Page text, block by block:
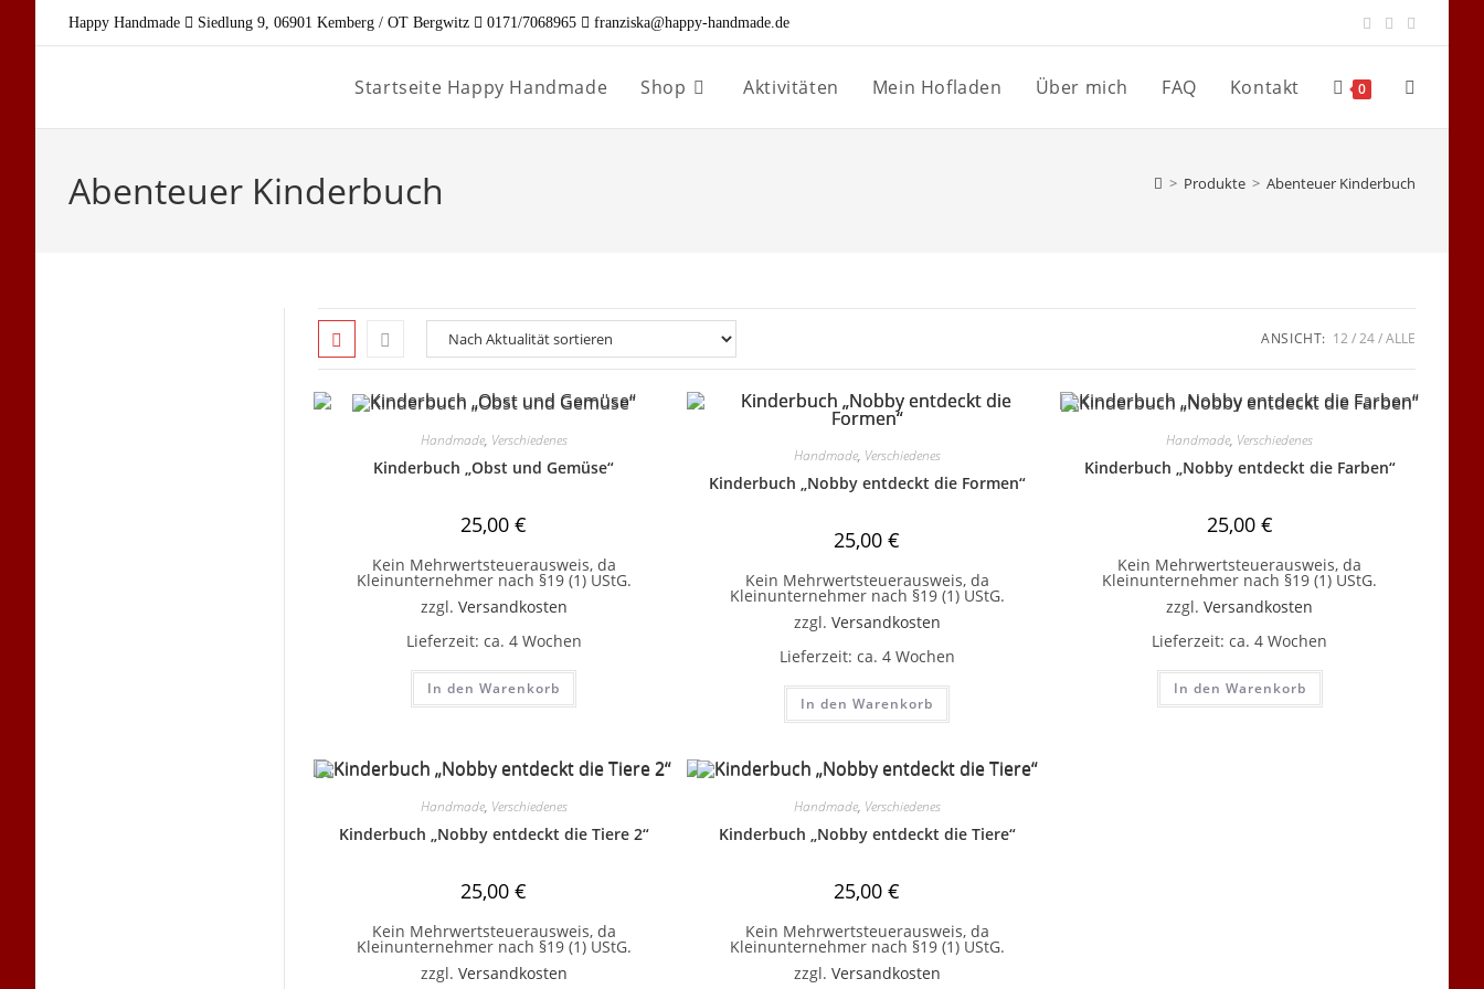
Inhalt
Happy Handmade Siedlung 9, 06901 Kemberg / OT Bergwitz 0171/7068965 franziska@happy-handmade.de
Startseite Happy Handmade Shop Aktivitäten Mein Hofladen Über mich FAQ Kontakt 0 Website-
Abenteuer Kinderbuch > Produkte > Abenteuer Kinderbuch
ANSICHT: 12 24 ALLE
Handmade, Verschiedenes
Kinderbuch „Obst und Gemüse“
25,00€
Kein Mehrwertsteuerausweis, da
Kleinunternehmer nach §19 (1) UStG.
zzgl. Versandkosten
Lieferzeit: ca. 4 Wochen
In den Warenkorb
Handmade, Verschiedenes
Kinderbuch „Nobby entdeckt die Formen“
25,00€
Kein Mehrwertsteuerausweis, da
Kleinunternehmer nach §19 (1) UStG.
zzgl. Versandkosten
Lieferzeit: ca. 4 Wochen
In den Warenkorb
Handmade, Verschiedenes
Kinderbuch „Nobby entdeckt die Farben“
25,00 €
Kein Mehrwertsteuerausweis, da
Kleinunternehmer nach §19 (1) UStG.
zzgl.Versandkosten
Lieferzeit:ca. 4 Wochen
In den Warenkorb
Handmade, Verschiedenes
Kinderbuch „Nobby entdeckt die Tiere 2“
25,00€
Kein Mehrwertsteuerausweis, da
Kleinunternehmer nach §19 (1) UStG.
zzgl. Versandkosten
Handmade, Verschiedenes
Kinderbuch „Nobby entdeckt die Tiere“
25,00€
Kein Mehrwertsteuerausweis, da
Kleinunternehmer nach §19 (1) UStG.
zzgl. Versandkosten